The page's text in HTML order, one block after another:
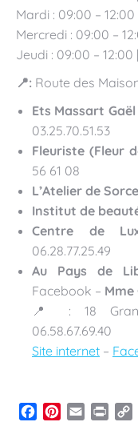
Mardi : 09:00 – 12:00
Mercredi : 09:00 –
Jeudi : 09:00 – 12:00
📍: Route des
Ets Massart
03.25.70.51.53
Fleuriste (Fleur
56 61 08
L’Atelier de
Institut de
Centre de
06.28.77.25.49
Au Pays de
Facebook – Mme
📍 : 18
06.58.67.69.40
Site internet –
Facebook
Pinterest
Email Print